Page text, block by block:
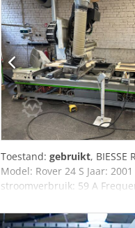
Toestand: gebruikt,
Model: Rover 24 S Jaar:
stroomverbruik: 59 A
3.450 kg De machine heeft